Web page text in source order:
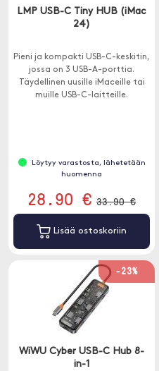
LMP USB-C Tiny HUB (iMac
24)
Pieni ja kompakti USB-C-keskitin,
jossa on 3 USB-A-porttia.
Täydellinen uusille iMaceille tai
muille USB-C-laitteille.
Löytyy varastosta, lähetetään
huomenna
28.90 € 33.90 €
Lisää ostoskoriin
-23%
WiWU Cyber USB-C Hub 8-
in-1